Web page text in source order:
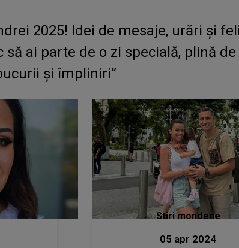
2025! Idei de mesaje, urări și
să ai parte de o zi specială, plină
și împliniri”
Stiri mondene
05 apr 2024